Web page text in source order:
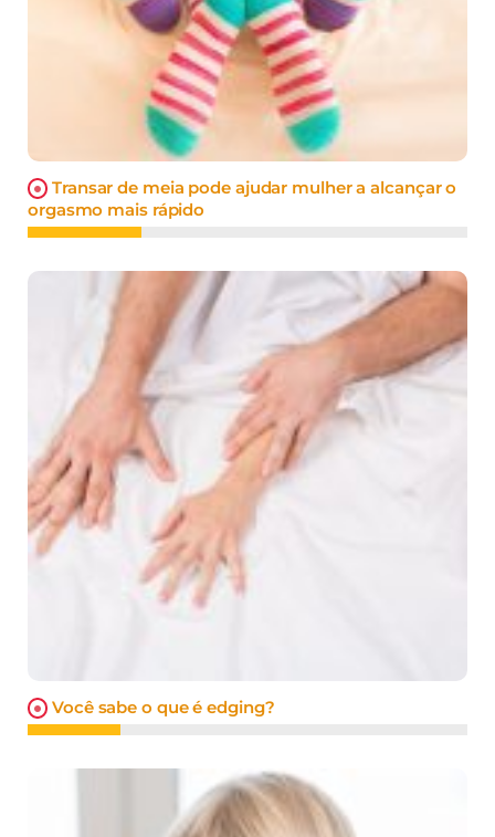
Transar de meia pode ajudar mulher a alcançar o
orgasmo mais rápido
Você sabe o que é edging?